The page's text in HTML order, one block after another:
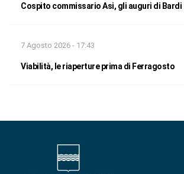
Cospito commissario Asi, gli auguri di Bardi
7 Agosto 2026 - 17:43
Viabilità, le riaperture prima di Ferragosto